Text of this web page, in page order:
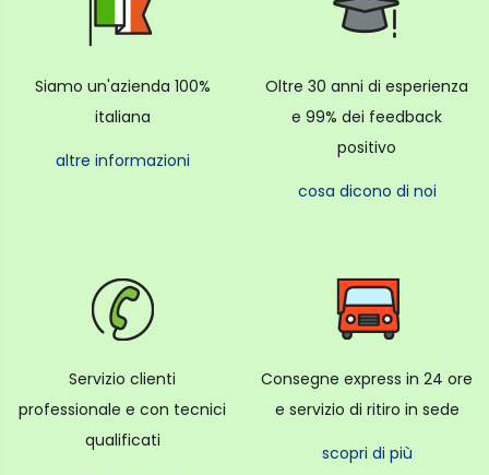
Siamo un'azienda 100%
italiana
altre informazioni
Oltre 30 anni di esperienza
e 99% dei feedback
positivo
cosa dicono di noi
Servizio clienti
professionale e con tecnici
qualificati
Consegne express in 24 ore
e servizio di ritiro in sede
scopri di più